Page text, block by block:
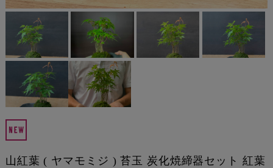
山紅葉 ( ヤマモミジ ) 苔玉 炭化焼締器セット 紅葉